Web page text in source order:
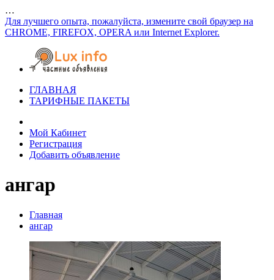
…
Для лучшего опыта, пожалуйста, измените свой браузер на
CHROME, FIREFOX, OPERA или Internet Explorer.
ГЛАВНАЯ
ТАРИФНЫЕ ПАКЕТЫ
Мой Кабинет
Регистрация
Добавить объявление
ангар
Главная
ангар